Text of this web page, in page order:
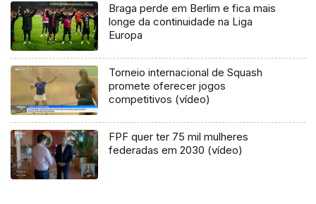
Braga perde em Berlim e fica mais
longe da continuidade na Liga
Europa
Torneio internacional de Squash
promete oferecer jogos
competitivos (vídeo)
FPF quer ter 75 mil mulheres
federadas em 2030 (vídeo)